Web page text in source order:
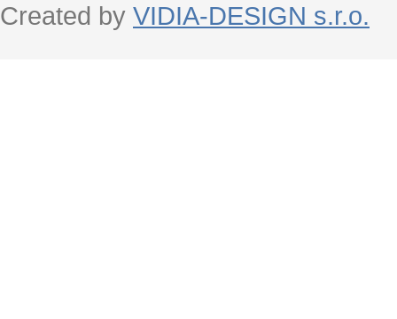
Created by VIDIA-DESIGN s.r.o.